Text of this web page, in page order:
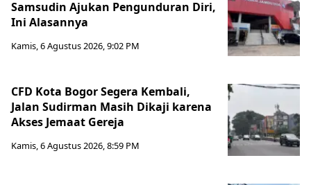
Samsudin Ajukan Pengunduran Diri,
Ini Alasannya
Kamis, 6 Agustus 2026, 9:02 PM
CFD Kota Bogor Segera Kembali,
Jalan Sudirman Masih Dikaji karena
Akses Jemaat Gereja
Kamis, 6 Agustus 2026, 8:59 PM